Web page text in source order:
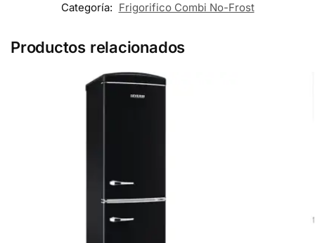
Categoría: Frigorifico Combi No-Frost
Productos relacionados